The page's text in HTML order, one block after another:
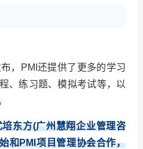
，PMI还提供了更多的学习
、练习题、模拟考试等，以
培东方(广州慧翔企业管理咨
和PMI项目管理协会合作，